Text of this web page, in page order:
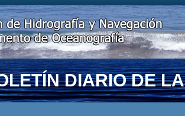
DIARIO DE